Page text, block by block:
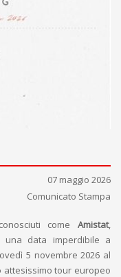
07 maggio 2026
Comunicato Stampa
come Amistat,
data imperdibile a
5 novembre 2026 al
attesissimo tour europeo